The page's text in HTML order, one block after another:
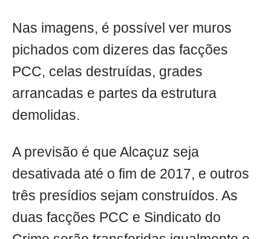
Nas imagens, é possível ver muros
pichados com dizeres das facções
PCC, celas destruídas, grades
arrancadas e partes da estrutura
demolidas.
A previsão é que Alcaçuz seja
desativada até o fim de 2017, e outros
três presídios sejam construídos. As
duas facções PCC e Sindicato do